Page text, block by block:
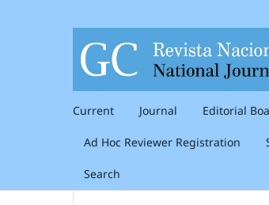
Current Journal Editorial
Ad Hoc Reviewer Registration
Search